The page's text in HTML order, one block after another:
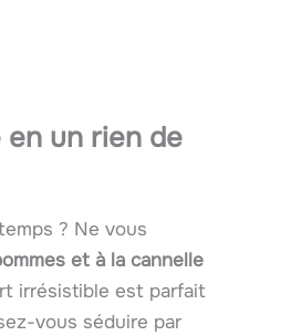
en un rien de
? Ne vous
et à la cannelle
irrésistible est parfait
vous séduire par